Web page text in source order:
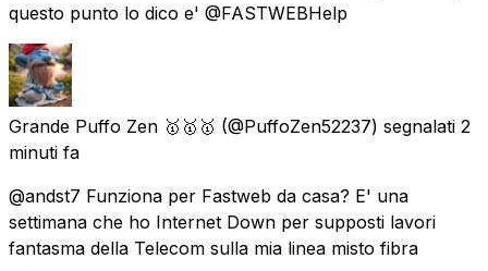
questo punto lo dico e' @FASTWEBHelp
Grande Puffo Zen 🥇🥇🥇 (@PuffoZen52237) segnalati 2
minuti fa
@andst7 Funziona per Fastweb da casa? E' una
settimana che ho Internet Down per supposti lavori
fantasma della Telecom sulla mia linea misto fibra